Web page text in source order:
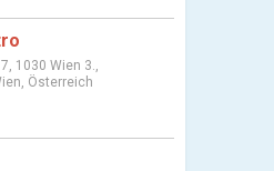
1030 Wien 3.,
Österreich